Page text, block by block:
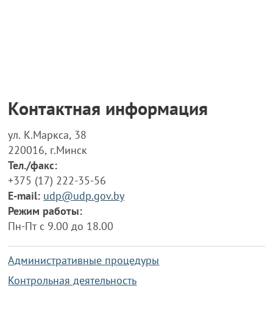
Контактная информация
ул. К.Маркса, 38
220016, г.Минск
Тел./факс:
+375 (17) 222-35-56
E-mail: udp@udp.gov.by
Режим работы:
Пн-Пт с 9.00 до 18.00
Административные процедуры
Контрольная деятельность